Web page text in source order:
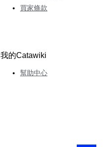
買家條款
我的Catawiki
幫助中心